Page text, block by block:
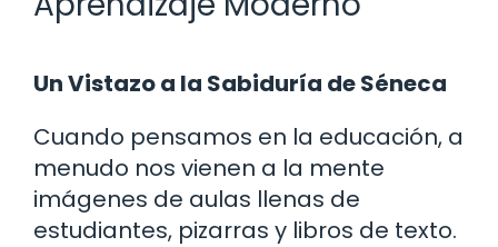
Un Vistazo a la Sabiduría de Séneca
Cuando pensamos en la educación, a
menudo nos vienen a la mente
imágenes de aulas llenas de
estudiantes, pizarras y libros de texto.